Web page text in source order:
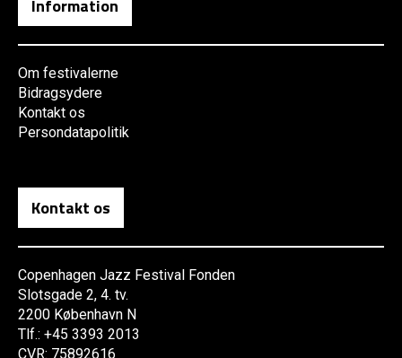
Information
Om festivalerne
Bidragsydere
Kontakt os
Persondatapolitik
Kontakt os
Copenhagen Jazz Festival Fonden
Slotsgade 2, 4. tv.
2200 København N
Tlf.: +45 3393 2013
CVR: 75892616